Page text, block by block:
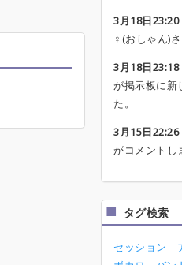
3月18日23:20
♀(おしゃん)
3月18日23:18
が掲示板に新
た。
3月15日22:26
がコメントし
タグ検索
セッション